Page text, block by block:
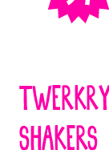
SHAKERS